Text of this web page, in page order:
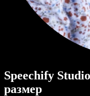
Speechify
размер